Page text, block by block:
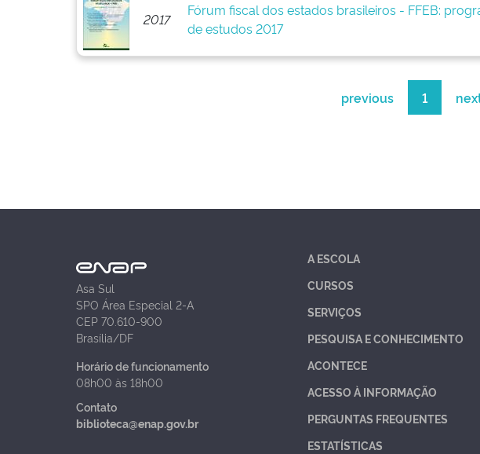
2017
Fórum fiscal dos estados brasileiros - FFEB:
de estudos 2017
previous 1
Asa Sul
SPO Área Especial 2-A
CEP 70.610-900
Brasília/DF
Horário de funcionamento
08h00 às 18h00
Contato
biblioteca@enap.gov.br
A ESCOLA
CURSOS
SERVIÇOS
PESQUISA E CONHECIMENTO
ACONTECE
ACESSO À INFORMAÇÃO
PERGUNTAS FREQUENTES
ESTATÍSTICAS